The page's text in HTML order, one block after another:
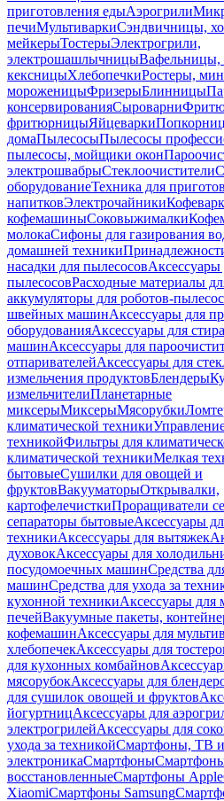
приготовления едыАэрогрили
печиМультиваркиСэндвичницы,
мейкерыТостерыЭлектрогрили,
электрошашлычницы
кексницыХлебопечкиРостеры,
мороженицыФризерыБлинницы
консервированияСыроварни
фритюрницыЯйцеварки
домаПылесосыПылесосы
пылесосы, мойщики окон
электрошвабрыСтеклоочистители
оборудованиеТехника для
напитковЭлектрочайники
кофемашиныСоковыжималки
молокаСифоны для газирования
домашней техники
насадки для пылесосовАксессуары
пылесосовРасходные материалы
аккумуляторы для роботов-
швейных машинАксессуары для
оборудованияАксессуары для
машинАксессуары для
отпаривателейАксессуары для
измельчения продуктовБлендеры
измельчителиПланетарные
миксерыМиксерыМясорубки
климатической техники
техникойФильтры для
климатической техникиМелкая
бытовыеСушилки для овощей и
фруктовВакууматорыОткрывалки,
картофелечисткиПроращиватели
сепараторы бытовыеАксессуары
техникиАксессуары для вытяжек
духовокАксессуары для
посудомоечных машинСредства
машинСредства для ухода за
кухонной техникиАксессуары для
печейВакуумные пакеты,
кофемашинАксессуары для
хлебопечекАксессуары для
для кухонных комбайнов
мясорубокАксессуары для
для сушилок овощей и фруктов
йогуртницАксессуары для
электрогрилейАксессуары для
ухода за техникойСмартфоны, ТВ и
электроникаСмартфоны
восстановленныеСмартфоны Apple
XiaomiСмартфоны Samsung